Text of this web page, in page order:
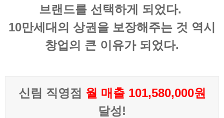
브랜드를 선택하게 되었다.
10만세대의 상권을 보장해주는 것 역시
창업의 큰 이유가 되었다.
신림 직영점 월 매출 101,580,000원
달성!